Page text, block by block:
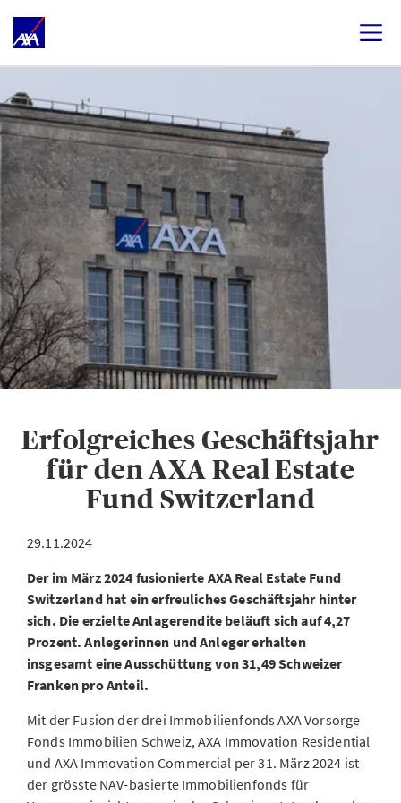
Erfolgreiches Geschäftsjahr
für den AXA Real Estate
Fund Switzerland
29.11.2024
Der im März 2024 fusionierte AXA Real Estate Fund
Switzerland hat ein erfreuliches Geschäftsjahr hinter
sich. Die erzielte Anlagerendite beläuft sich auf 4,27
Prozent. Anlegerinnen und Anleger erhalten
insgesamt eine Ausschüttung von 31,49 Schweizer
Franken pro Anteil.
Mit der Fusion der drei Immobilienfonds AXA Vorsorge
Fonds Immobilien Schweiz, AXA Immovation Residential
und AXA Immovation Commercial per 31. März 2024 ist
der grösste NAV-basierte Immobilienfonds für